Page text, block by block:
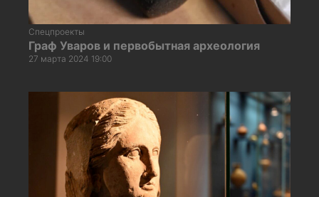
Спецпроекты
Граф Уваров и первобытная археология
27 марта 2024 19:00